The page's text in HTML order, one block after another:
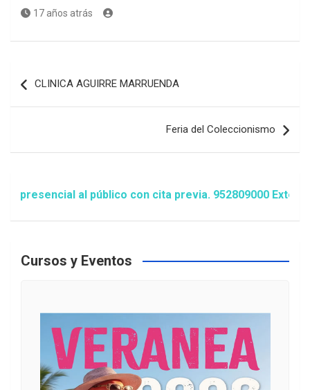
17 años atrás
de
CLINICA AGUIRRE MARRUENDA
Feria del Coleccionismo
al público con cita previa. 952809000 Extensión
Cursos y Eventos